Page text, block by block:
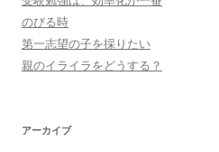
のびる時
第一志望の子を採りたい
親のイライラをどうする？
アーカイブ